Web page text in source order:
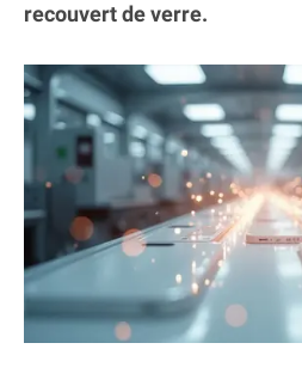
recouvert de verre.